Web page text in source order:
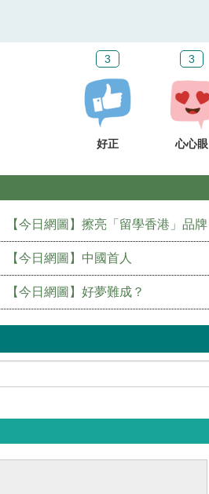
3
好正
3
心心眼
【今日網圖】擦亮「留學香港」品牌
【今日網圖】中國首人
【今日網圖】好夢難成？